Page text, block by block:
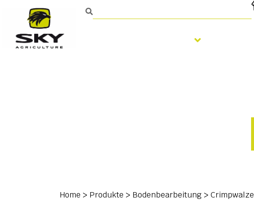
Home > Produkte > Bodenbearbeitung > Crimpwalze